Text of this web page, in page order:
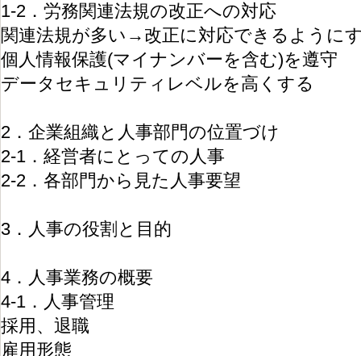
1-2．労務関連法規の改正への対応
関連法規が多い→改正に対応できるように
個人情報保護(マイナンバーを含む)を遵守
データセキュリティレベルを高くする
2．企業組織と人事部門の位置づけ
2-1．経営者にとっての人事
2-2．各部門から見た人事要望
3．人事の役割と目的
4．人事業務の概要
4-1．人事管理
採用、退職
雇用形態